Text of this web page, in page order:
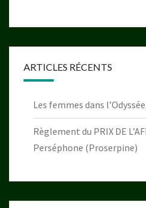
ARTICLES RÉCENTS
Les femmes dans
Règlement du PRIX DE
Perséphone (Proserpine)